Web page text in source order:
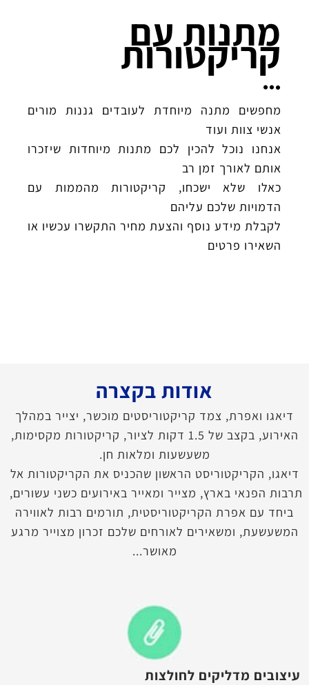
מתנות עם
קריקטורות
מחפשים מתנה מיוחדת לעובדים גננות מורים
אנשי צוות ועוד
אנחנו נוכל להכין לכם מתנות מיוחדות שיזכרו
אותם לאורך זמן רב
כאלו שלא ישכחו, קריקטורות מהממות עם
הדמויות שלכם עליהם
לקבלת מידע נוסף והצעת מחיר התקשרו עכשיו או
השאירו פרטים
אודות בקצרה
דיאגו ואפרת, צמד קריקטוריסטים מוכשר, יצייר במהלך
האירוע, בקצב של 1.5 דקות לציור, קריקטורות מקסימות,
משעשעות ומלאות חן.
דיאגו, הקריקטוריסט הראשון שהכניס את הקריקטורות אל
תרבות הפנאי בארץ, מצייר ומאייר באירועים כשני עשורים,
ביחד עם אפרת הקריקטוריסטית, תורמים רבות לאווירה
המשעשעת, ומשאירים לאורחים שלכם זכרון מצוייר מרגע
מאושר...
עיצובים מדליקים לחולצות